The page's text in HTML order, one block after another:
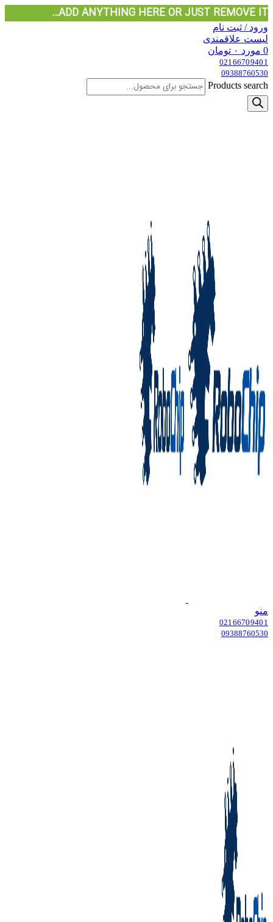
ADD ANYTHING HERE OR JUST REMOVE IT…
ورود / ثبت نام
لیست علاقمندی
0 مورد ۰ تومان
02166709401
09388760530
Products search
منو
02166709401
09388760530